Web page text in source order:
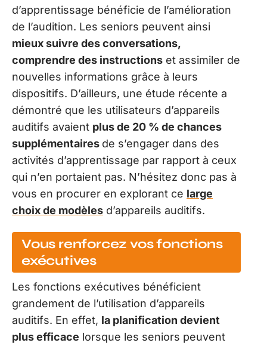
d’apprentissage bénéficie de l’amélioration
de l’audition. Les seniors peuvent ainsi
mieux suivre des conversations,
comprendre des instructions et assimiler de
nouvelles informations grâce à leurs
dispositifs. D’ailleurs, une étude récente a
démontré que les utilisateurs d’appareils
auditifs avaient plus de 20 % de chances
supplémentaires de s’engager dans des
activités d’apprentissage par rapport à ceux
qui n’en portaient pas. N’hésitez donc pas à
vous en procurer en explorant ce large
choix de modèles d’appareils auditifs.
Vous renforcez vos fonctions
exécutives
Les fonctions exécutives bénéficient
grandement de l’utilisation d’appareils
auditifs. En effet, la planification devient
plus efficace lorsque les seniors peuvent